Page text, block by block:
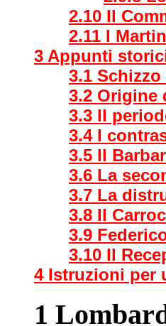
2.10 Il
2.11 I
3 Appunti
3.1
3.2 Origine
3.3 Il
3.4 I
3.5 Il
3.6 La
3.7 La
3.8 Il
3.9
3.10 Il
4 Istruzioni per
1